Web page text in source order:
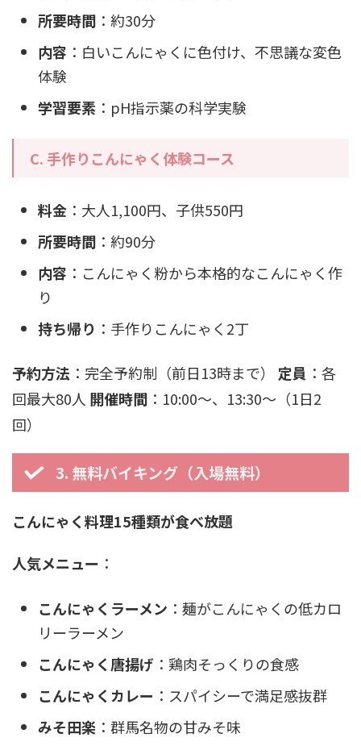
所要時間 ：約30分
内容 ：白いこんにゃくに色付け、不思議な変色
体験
学習要素 ：pH指示薬の科学実験
C. 手作りこんにゃく体験コース
料金 ：大人1,100円、子供550円
所要時間 ：約90分
内容 ：こんにゃく粉から本格的なこんにゃく作
り
持ち帰り ：手作りこんにゃく2丁
予約方法 ：完全予約制（前日13時まで） 定員 ：各
回最大80人 開催時間 ：10:00〜、13:30〜（1日2
回）
3. 無料バイキング（入場無料）
こんにゃく料理15種類が食べ放題
人気メニュー ：
こんにゃくラーメン ：麺がこんにゃくの低カロ
リーラーメン
こんにゃく唐揚げ ：鶏肉そっくりの食感
こんにゃくカレー ：スパイシーで満足感抜群
みそ田楽 ：群馬名物の甘みそ味